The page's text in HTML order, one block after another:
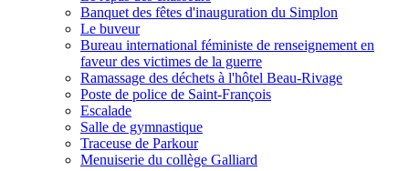
Banquet des fêtes d'inauguration du Simplon
Le buveur
Bureau international féministe de renseignement en
faveur des victimes de la guerre
Ramassage des déchets à l'hôtel Beau-Rivage
Poste de police de Saint-François
Escalade
Salle de gymnastique
Traceuse de Parkour
Menuiserie du collège Galliard